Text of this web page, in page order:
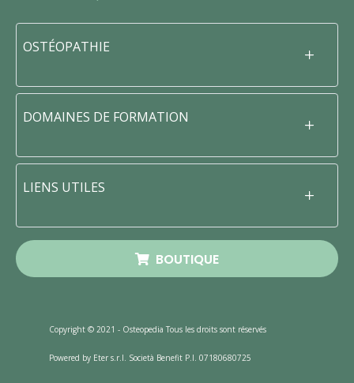
OSTÉOPATHIE
DOMAINES DE FORMATION
LIENS UTILES
BOUTIQUE
Copyright © 2021 - Osteopedia Tous les droits sont réservés
Powered by Eter s.r.l. Società Benefit P.I. 07180680725